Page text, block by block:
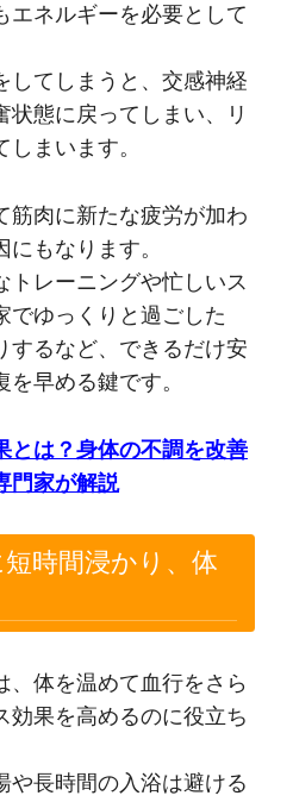
エネルギーを必要として
してしまうと、交感神経
状態に戻ってしまい、リ
まいます。
筋肉に新たな疲労が加わ
もなります。
トレーニングや忙しいス
でゆっくりと過ごした
するなど、できるだけ安
早める鍵です。
とは？身体の不調を改善
門家が解説
時間浸かり、体
、体を温めて血行をさら
効果を高めるのに役立ち
や長時間の入浴は避ける